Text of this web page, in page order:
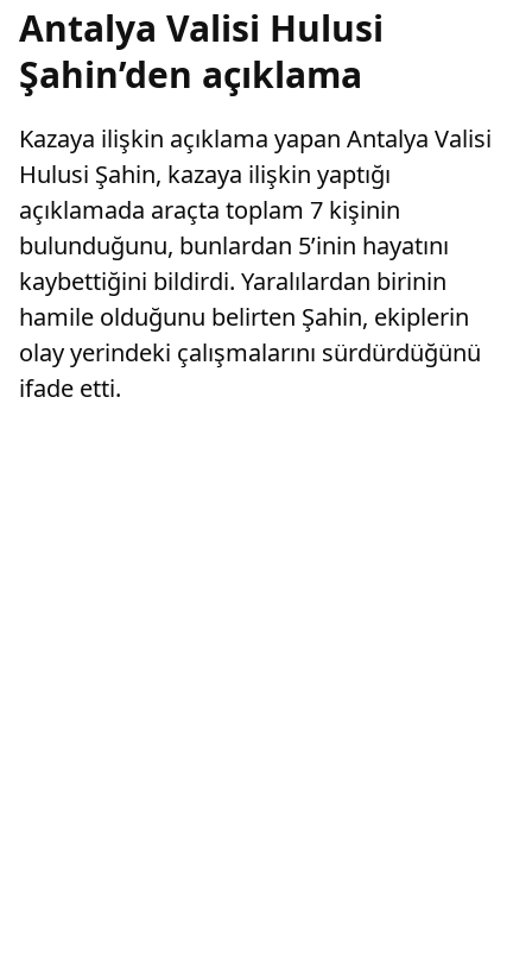
Antalya Valisi Hulusi
Şahin’den açıklama
Kazaya ilişkin açıklama yapan Antalya Valisi
Hulusi Şahin, kazaya ilişkin yaptığı
açıklamada araçta toplam 7 kişinin
bulunduğunu, bunlardan 5’inin hayatını
kaybettiğini bildirdi. Yaralılardan birinin
hamile olduğunu belirten Şahin, ekiplerin
olay yerindeki çalışmalarını sürdürdüğünü
ifade etti.